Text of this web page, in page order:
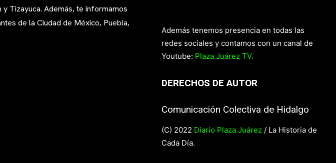
y Tizayuca. Además, te informamos
de la Ciudad de México, Puebla,
Además tenemos presencia en todas las
redes sociales y contamos con un canal de
Youtube: Plaza Juárez TV.
DERECHOS DE AUTOR
Comunicación Colectiva de Hidalgo
(C) 2022 Diario Plaza Juárez / La Historia de
Cada Día.